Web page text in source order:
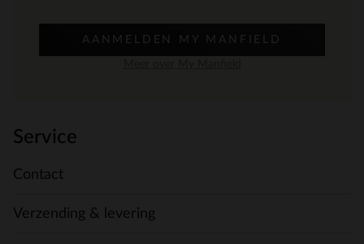
AANMELDEN MY MANFIELD
Service
Contact
Verzending & levering